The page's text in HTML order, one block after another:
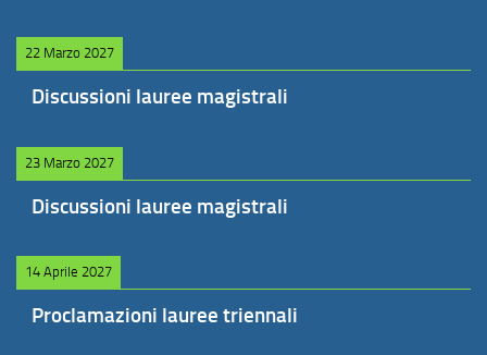
22 Marzo 2027
Discussioni lauree magistrali
23 Marzo 2027
Discussioni lauree magistrali
14 Aprile 2027
Proclamazioni lauree triennali